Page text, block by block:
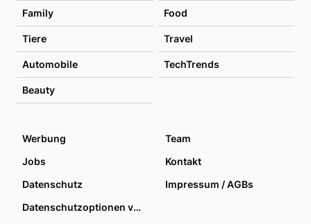
Family Food
Tiere Travel
Automobile TechTrends
Beauty
Werbung
Team
Jobs
Kontakt
Datenschutz
Impressum / AGBs
Datenschutzoptionen verwalten